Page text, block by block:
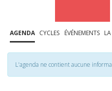
AGENDA CYCLES ÉVÉNEMENTS
L'agenda ne contient aucune